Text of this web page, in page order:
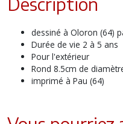
dessiné à Oloron
Durée de vie 2 à 5 ans
Pour l'extérieur
Rond 8.5cm de
imprimé à Pau (64)